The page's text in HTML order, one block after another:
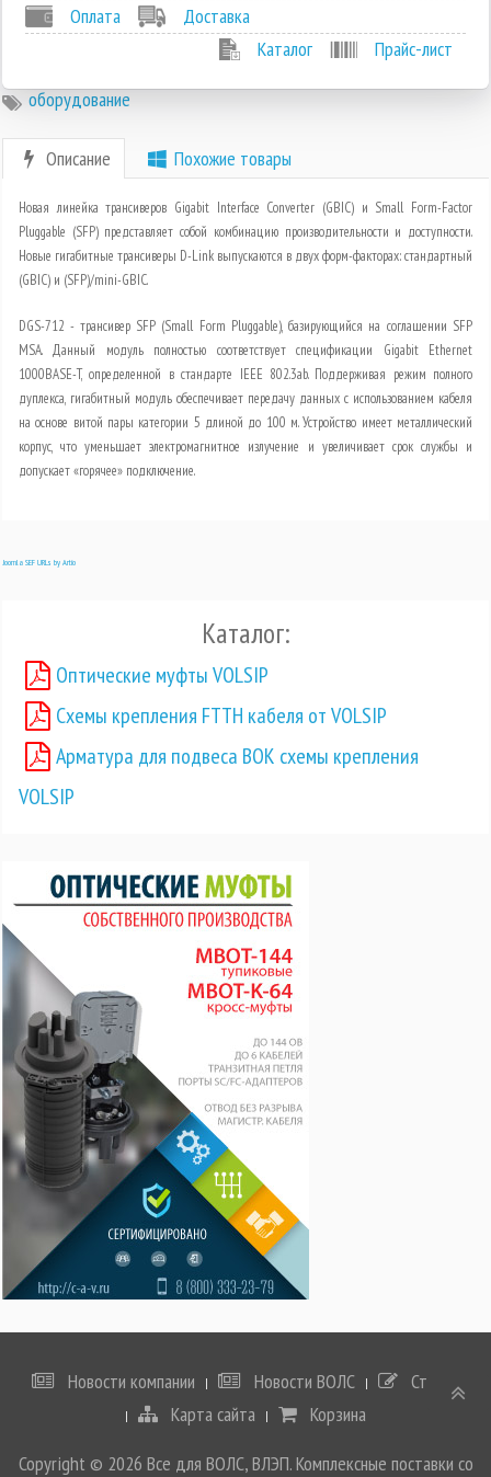
Оплата
Доставка
Каталог
Прайс-лист
оборудование
Описание Похожие товары
Новая линейка трансиверов Gigabit Interface Converter (GBIC) и Small Form-Factor
Pluggable (SFP) представляет собой комбинацию производительности и доступности.
Новые гигабитные трансиверы D-Link выпускаются в двух форм-факторах: стандартный
(GBIC) и (SFP)/mini-GBIC.
DGS-712 - трансивер SFP (Small Form Pluggable), базирующийся на соглашении SFP
MSA. Данный модуль полностью соответствует спецификации Gigabit Ethernet
1000BASE-T, определенной в стандарте IEEE 802.3ab. Поддерживая режим полного
дуплекса, гигабитный модуль обеспечивает передачу данных с использованием кабеля
на основе витой пары категории 5 длиной до 100 м. Устройство имеет металлический
корпус, что уменьшает электромагнитное излучение и увеличивает срок службы и
допускает «горячее» подключение.
Joomla SEF URLs by Artio
Каталог:
Оптические муфты VOLSIP
Схемы крепления FTTH кабеля от VOLSIP
Арматура для подвеса ВОК схемы крепления
VOLSIP
Новости компании Новости ВОЛС
Статьи
Карта сайта
Корзина
Copyright © 2026 Все для ВОЛС, ВЛЭП. Комплексные поставки со